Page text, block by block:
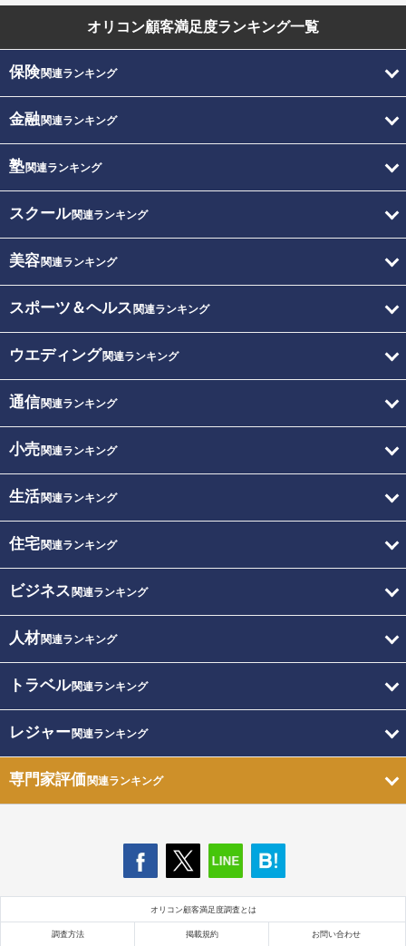
オリコン顧客満足度ランキング一覧
保険関連ランキング
金融関連ランキング
塾関連ランキング
スクール関連ランキング
美容関連ランキング
スポーツ＆ヘルス 関連ランキング
ウエディング関連ランキング
通信関連ランキング
小売関連ランキング
生活関連ランキング
住宅関連ランキング
ビジネス 関連ランキング
人材関連ランキング
トラベル関連ランキング
レジャー関連ランキング
専門家評価関連ランキング
オリコン顧客満足度調査とは
調査方法 掲載規約 お問い合わせ